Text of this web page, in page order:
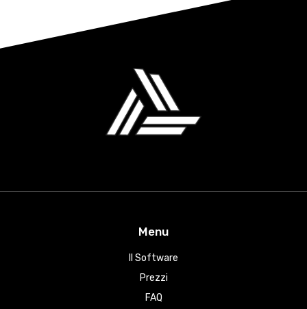
Menu
Il Software
Prezzi
FAQ